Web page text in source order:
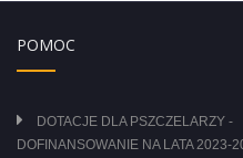
POMOC
DOTACJE DLA PSZCZELARZY -
DOFINANSOWANIE NA LATA 2023-